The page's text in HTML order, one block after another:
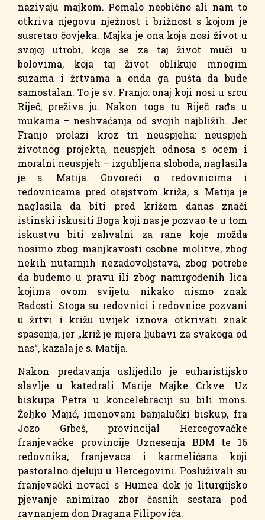
nazivaju majkom. Pomalo neobično ali nam to
otkriva njegovu nježnost i brižnost s kojom je
susretao čovjeka. Majka je ona koja nosi život u
svojoj utrobi, koja se za taj život muči u
bolovima, koja taj život oblikuje mnogim
suzama i žrtvama a onda ga pušta da bude
samostalan. To je sv. Franjo: onaj koji nosi u srcu
Riječ, preživa ju. Nakon toga tu Riječ rađa u
mukama – neshvaćanja od svojih najbližih. Jer
Franjo prolazi kroz tri neuspjeha: neuspjeh
životnog projekta, neuspjeh odnosa s ocem i
moralni neuspjeh – izgubljena sloboda, naglasila
je s. Matija. Govoreći o redovnicima i
redovnicama pred otajstvom križa, s. Matija je
naglasila da biti pred križem danas znači
istinski iskusiti Boga koji nas je pozvao te u tom
iskustvu biti zahvalni za rane koje možda
nosimo zbog manjkavosti osobne molitve, zbog
nekih nutarnjih nezadovoljstava, zbog potrebe
da budemo u pravu ili zbog namrgođenih lica
kojima ovom svijetu nikako nismo znak
Radosti. Stoga su redovnici i redovnice pozvani
u žrtvi i križu uvijek iznova otkrivati znak
spasenja, jer „križ je mjera ljubavi za svakoga od
nas“, kazala je s. Matija.
Nakon predavanja uslijedilo je euharistijsko
slavlje u katedrali Marije Majke Crkve. Uz
biskupa Petra u koncelebraciji su bili mons.
Željko Majić, imenovani banjalučki biskup, fra
Jozo Grbeš, provincijal Hercegovačke
franjevačke provincije Uznesenja BDM te 16
redovnika, franjevaca i karmelićana koji
pastoralno djeluju u Hercegovini. Posluživali su
franjevački novaci s Humca dok je liturgijsko
pjevanje animirao zbor časnih sestara pod
ravnanjem don Dragana Filipovića.